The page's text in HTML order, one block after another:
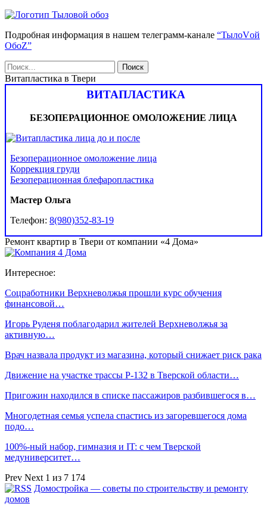
Подробная информация в нашем телеграмм-канале “ТылоVой
ОбоZ”
Витапластика в Твери
ВИТАПЛАСТИКА
БЕЗОПЕРАЦИОННОЕ ОМОЛОЖЕНИЕ ЛИЦА
Безоперационное омоложение лица
Коррекция груди
Безоперационная блефаропластика
Мастер Ольга
Телефон: 8(980)352-83-19
Ремонт квартир в Твери от компании «4 Дома»
Интересное:
Соцработники Верхневолжья прошли курс обучения
финансовой…
Игорь Руденя поблагодарил жителей Верхневолжья за
активную…
Врач назвала продукт из магазина, который снижает риск рака
Движение на участке трассы Р-132 в Тверской области…
Пригожин находился в списке пассажиров разбившегося в…
Многодетная семья успела спастись из загоревшегося дома
подо…
100%-ный набор, гимназия и IT: с чем Тверской
медуниверситет…
Prev Next 1 из 7 174
Домостройка — советы по строительству и ремонту
домов